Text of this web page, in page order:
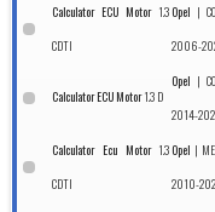
Calculator ECU Motor1.3
CDTI
Opel |
2006-
Calculator ECU Motor1.3 D
Opel |
2014-
Calculator Ecu Motor1.3
CDTI
Opel |
2010-